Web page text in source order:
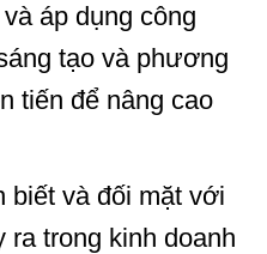
áp dụng công
tạo và phương
tiến để nâng cao
biết và đối mặt với
ra trong kinh doanh